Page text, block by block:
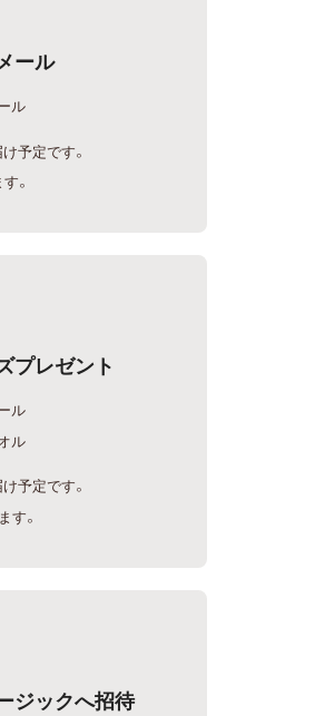
ール
ル
予定です。
。
プレゼント
ル
ル
予定です。
す。
ジックへ招待